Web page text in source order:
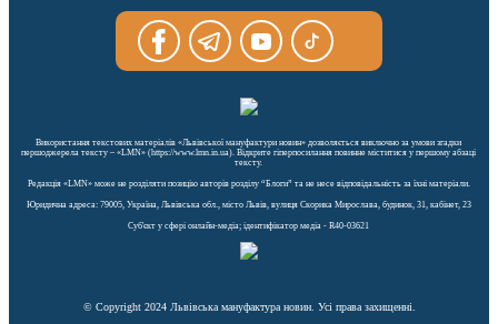
Використання текстових матеріалів «Львівської мануфактури новин» дозволяється виключно за умови згадки
першоджерела тексту – «LMN» (https://www.lmn.in.ua). Відкрите гіперпосилання повинне міститися у першому абзаці
тексту.
Редакція «LMN» може не розділяти позицію авторів розділу “Блоги” та не несе відповідальність за їхні матеріали.
Юридична адреса: 79005, Україна, Львівська обл., місто Львів, вулиця Скорика Мирослава, будинок, 31, кабінет, 23
Cуб'єкт у сфері онлайн-медіа; ідентифікатор медіа - R40-03621
© Copyright 2024 Львівська мануфактура новин. Усі права захищенні.